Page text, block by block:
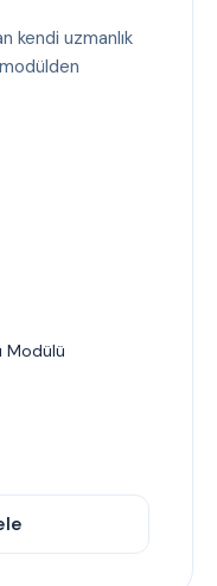
kendi uzmanlık
Modülü